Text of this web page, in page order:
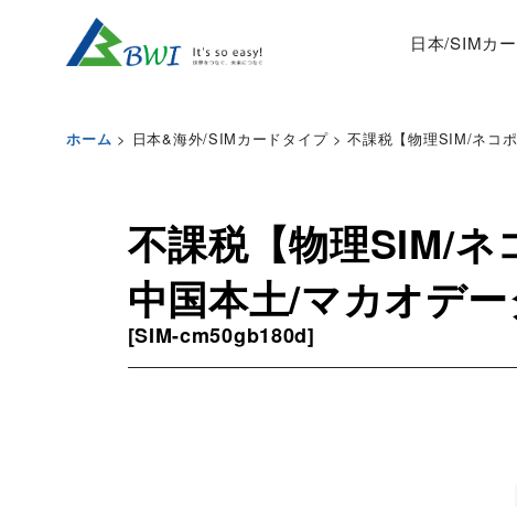
日本/SIMカ
ホーム > 日本&海外/SIMカードタイプ > 不課税【物理SIM/ネコ
不課税【物理SIM/
中国本土/マカオデ
[SIM-cm50gb180d]